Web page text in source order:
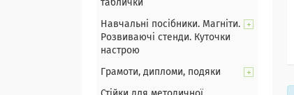
таблички
Навчальні посібники. Магніти.
Розвиваючі стенди. Куточки
настрою
Грамоти, дипломи, подяки